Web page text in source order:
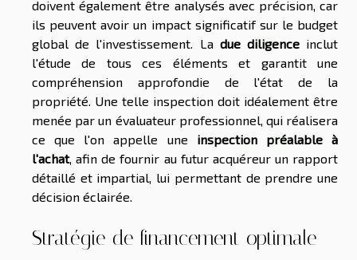
doivent également être analysés avec précision, car
ils peuvent avoir un impact significatif sur le budget
global de l'investissement. La due diligenceinclut
l'étude de tous ces éléments et garantit une
compréhension approfondie de l'état de la
propriété. Une telle inspection doit idéalement être
menée par un évaluateur professionnel, qui réalisera
ce que l'on appelle une inspection préalable à
l'achat, afin de fournir au futur acquéreur un rapport
détaillé et impartial, lui permettant de prendre une
décision éclairée.
Stratégie de financement optimale